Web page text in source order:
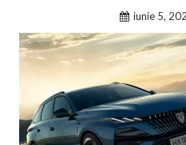
iunie 5,